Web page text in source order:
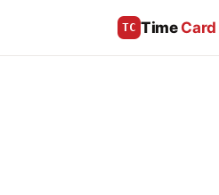
TC Time Card